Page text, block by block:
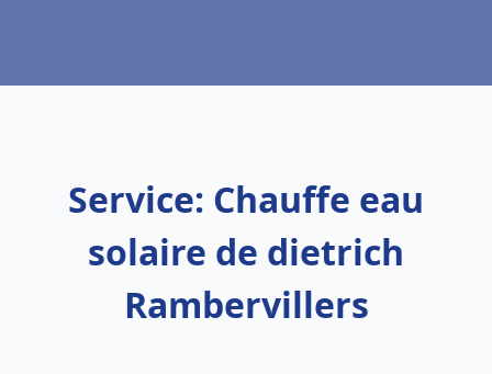
Service: Chauffe eau
solaire de dietrich
Rambervillers